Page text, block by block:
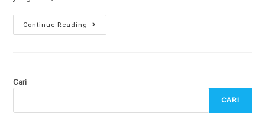
Continue Reading
Cari
CARI